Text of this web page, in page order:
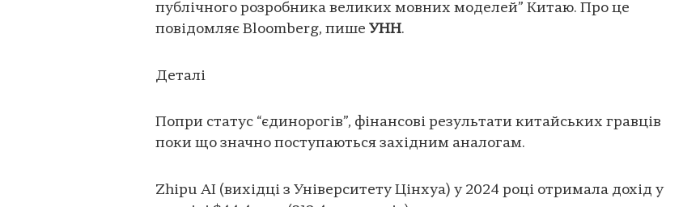
публічного розробника великих мовних моделей” Китаю. Про це
повідомляє Bloomberg, пише УНН.
Деталі
Попри статус “єдинорогів”, фінансові результати китайських гравців
поки що значно поступаються західним аналогам.
Zhipu AI (вихідці з Університету Цінхуа) у 2024 році отримала дохід у